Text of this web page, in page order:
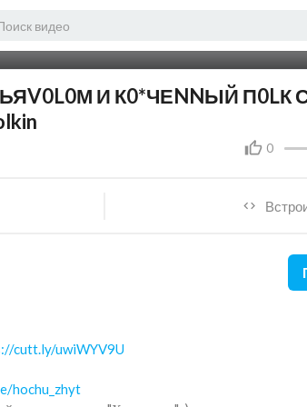
И К0*ЧЕNNЫЙ П0LК
0
cutt.ly/uwiWYV9U
hochu_zhyt